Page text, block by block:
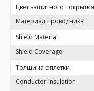
Цвет защитного покрытия
Материал проводника
Shield Material
Shield Coverage
Толщина оплетки
Conductor Insulation